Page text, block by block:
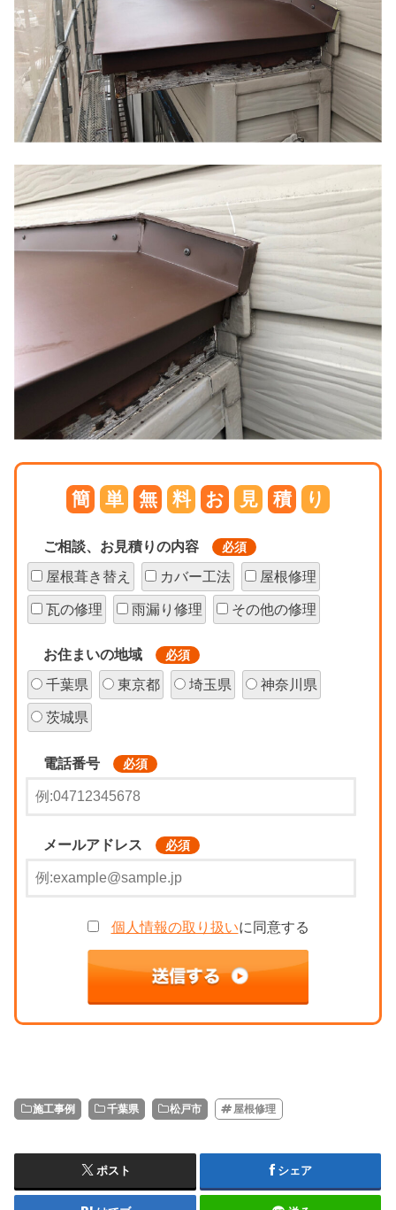
簡 単 無 料 お 見 積 り
ご相談、お見積りの内容 必須
屋根葺き替え カバー工法 屋根修理
瓦の修理 雨漏り修理 その他の修理
お住まいの地域 必須
千葉県 東京都 埼玉県 神奈川県
茨城県
電話番号 必須
メールアドレス 必須
個人情報の取り扱いに同意する
施工事例 千葉県 松戸市 屋根修理
ポスト シェア